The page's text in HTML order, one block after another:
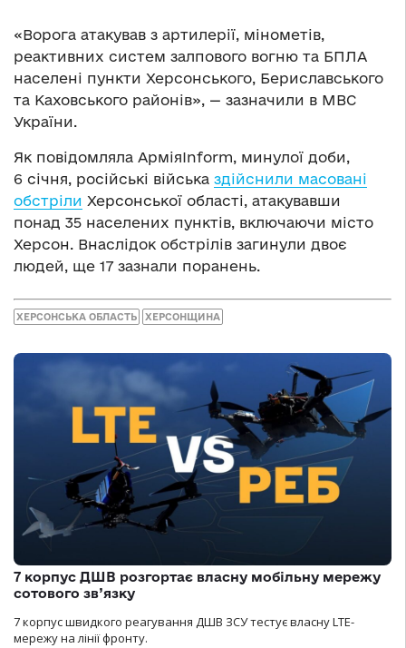
«Ворога атакував з артилерії, мінометів,
реактивних систем залпового вогню та БПЛА
населені пункти Херсонського, Бериславського
та Каховського районів», — зазначили в МВС
України.
Як повідомляла АрміяInform, минулої доби,
6 січня, російські війська здійснили масовані
обстріли Херсонської області, атакувавши
понад 35 населених пунктів, включаючи місто
Херсон. Внаслідок обстрілів загинули двоє
людей, ще 17 зазнали поранень.
ХЕРСОНСЬКА ОБЛАСТЬ ХЕРСОНЩИНА
7 корпус ДШВ розгортає власну мобільну мережу
сотового зв’язку
7 корпус швидкого реагування ДШВ ЗСУ тестує власну LTE-
мережу на лінії фронту.